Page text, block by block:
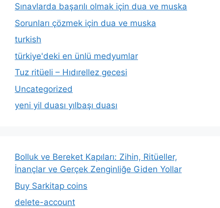
Sınavlarda başarılı olmak için dua ve muska
Sorunları çözmek için dua ve muska
turkish
türkiye'deki en ünlü medyumlar
Tuz ritüeli – Hıdırellez gecesi
Uncategorized
yeni yil duası yılbaşı duası
Bolluk ve Bereket Kapıları: Zihin, Ritüeller,
İnançlar ve Gerçek Zenginliğe Giden Yollar
Buy Sarkitap coins
delete-account